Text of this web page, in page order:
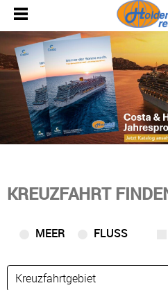
KREUZFAHRT
MEER FLUSS